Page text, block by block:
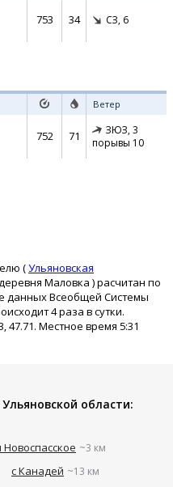
753 34 СЗ, 6
Ветер
752 71 ЗЮЗ, 3
порывы 10
(Ульяновская
Маловка ) расчитан по
данных Всеобщей Системы
4 раза в сутки.
47.71. Местное время 5:31
области:
Новоспасское ~3 км
с Канадей ~13 км